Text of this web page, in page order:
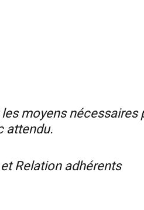
moyens nécessaires
attendu.
Relation adhérents